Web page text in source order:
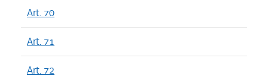
Art. 70
Art. 71
Art. 72